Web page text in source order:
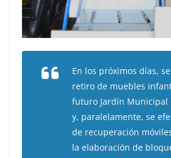
En los próximos días,
retiro de muebles
futuro Jardín Municipal
y, paralelamente, se
de recuperación
la elaboración de